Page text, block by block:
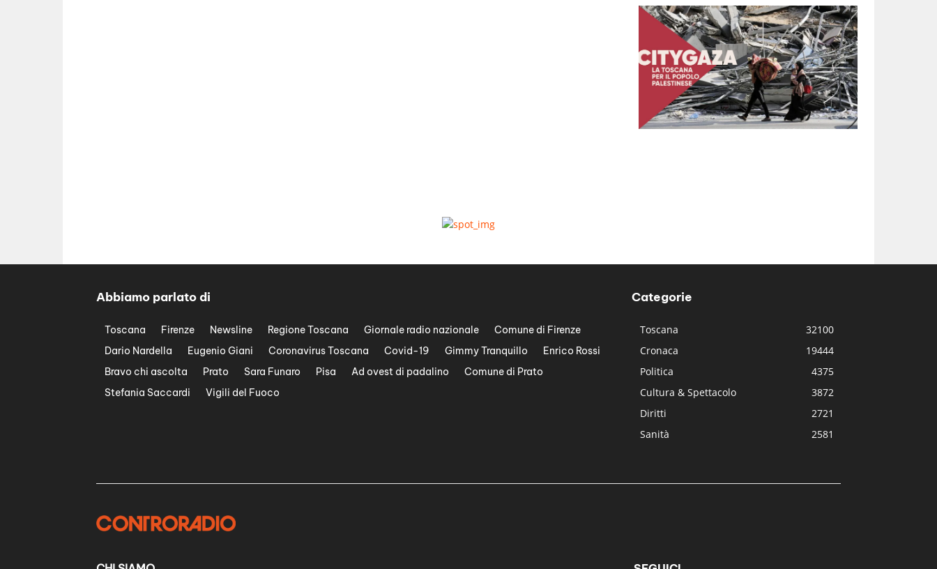
Abbiamo parlato di
Toscana Firenze Newsline Regione Toscana Giornale radio nazionale
Comune di Firenze
Dario Nardella
Eugenio Giani Coronavirus Toscana Covid-19 Gimmy Tranquillo
Enrico Rossi
Bravo chi ascolta
Prato Sara Funaro Pisa Ad ovest di padalino
Comune di Prato
Stefania Saccardi
Vigili del Fuoco
Categorie
Toscana
32100
Cronaca
19444
Politica
4375
Cultura & Spettacolo
3872
Diritti
2721
Sanità
2581